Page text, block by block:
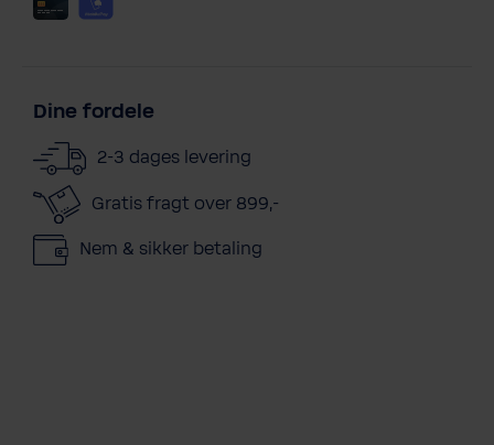
Dine fordele
2-3 dages levering
Gratis fragt over 899,-
Nem & sikker betaling